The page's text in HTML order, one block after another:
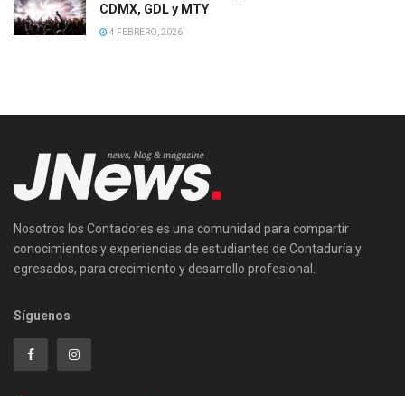
CDMX, GDL y MTY
4 FEBRERO, 2026
Nosotros los Contadores es una comunidad para compartir
conocimientos y experiencias de estudiantes de Contaduría y
egresados, para crecimiento y desarrollo profesional.
Síguenos